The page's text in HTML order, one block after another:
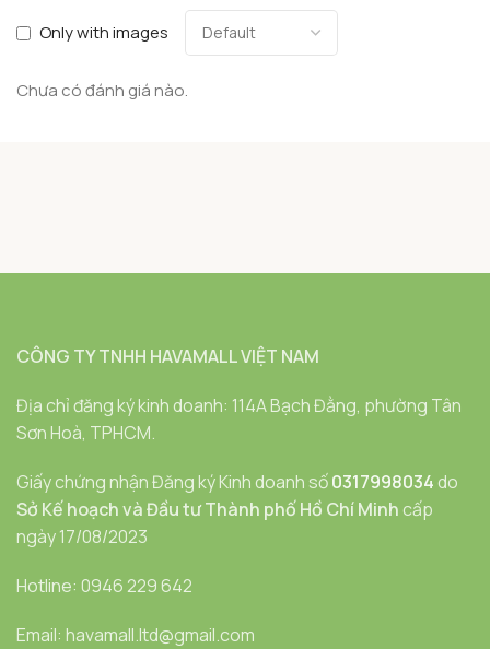
Only with images
Chưa có đánh giá nào.
CÔNG TY TNHH HAVAMALL VIỆT NAM
Địa chỉ đăng ký kinh doanh: 114A Bạch Đằng, phường Tân
Sơn Hoà, TPHCM.
Giấy chứng nhận Đăng ký Kinh doanh số0317998034 do
Sở Kế hoạch và Đầu tư Thành phố Hồ Chí Minh cấp
ngày 17/08/2023
Hotline: 0946 229 642
Email: havamall.ltd@gmail.com